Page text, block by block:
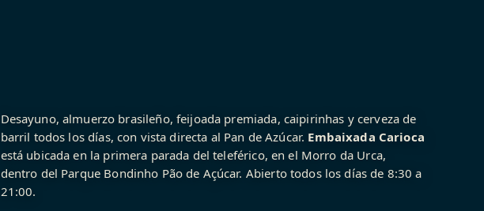
Desayuno, almuerzo brasileño, feijoada premiada, caipirinhas y cerveza de
barril todos los días, con vista directa al Pan de Azúcar. Embaixada Carioca
está ubicada en la primera parada del teleférico, en el Morro da Urca,
dentro del Parque Bondinho Pão de Açúcar. Abierto todos los días de 8:30 a
21:00.